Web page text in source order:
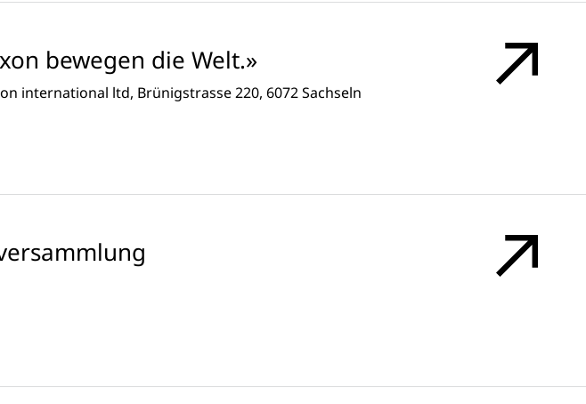
bewegen die Welt.»
international ltd, Brünigstrasse 220, 6072 Sachseln